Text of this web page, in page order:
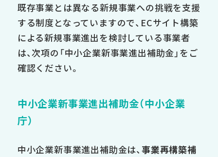
既存事業とは異なる新規事業への挑戦を支援
する制度となっていますので、ECサイト構築
による新規事業進出を検討している事業者
は、次項の「中小企業新事業進出補助金」をご
確認ください。
中小企業新事業進出補助金（中小企業
庁）
中小企業新事業進出補助金は、事業再構築補